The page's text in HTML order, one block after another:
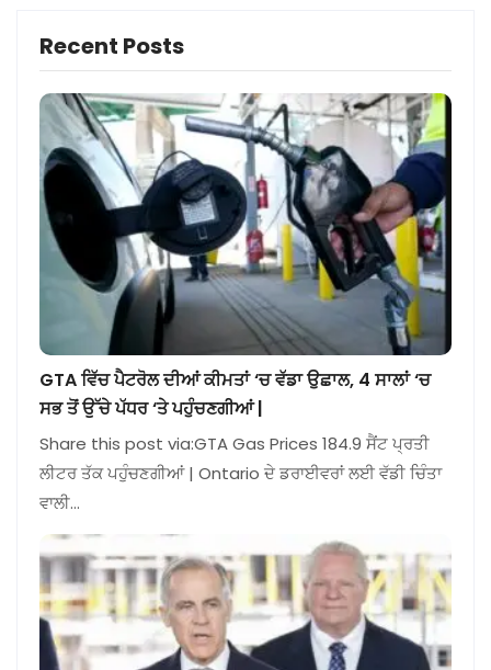
Recent Posts
GTA ਵਿੱਚ ਪੈਟਰੋਲ ਦੀਆਂ ਕੀਮਤਾਂ ‘ਚ ਵੱਡਾ ਉਛਾਲ, 4 ਸਾਲਾਂ ‘ਚ
ਸਭ ਤੋਂ ਉੱਚੇ ਪੱਧਰ ‘ਤੇ ਪਹੁੰਚਣਗੀਆਂ |
Share this post via:GTA Gas Prices 184.9 ਸੈਂਟ ਪ੍ਰਤੀ
ਲੀਟਰ ਤੱਕ ਪਹੁੰਚਣਗੀਆਂ | Ontario ਦੇ ਡਰਾਈਵਰਾਂ ਲਈ ਵੱਡੀ ਚਿੰਤਾ
ਵਾਲੀ…